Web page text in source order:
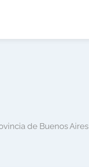
de Buenos Aires